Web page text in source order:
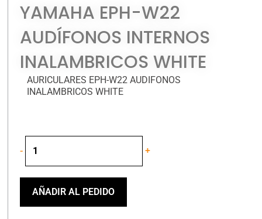
YAMAHA EPH-W22
AUDÍFONOS INTERNOS
INALAMBRICOS WHITE
AURICULARES EPH-W22 AUDIFONOS
INALAMBRICOS WHITE
-
EPH-
W22
AUDÍFONOS
INTERNOS
+
AÑADIR AL PEDIDO